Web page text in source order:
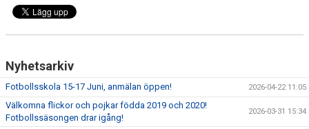
Nyhetsarkiv
Fotbollsskola 15-17 Juni, anmälan öppen! 2026-04-22 11:05
Välkomna flickor och pojkar födda 2019 och 2020!
Fotbollssäsongen drar igång!
2026-03-31 15:34